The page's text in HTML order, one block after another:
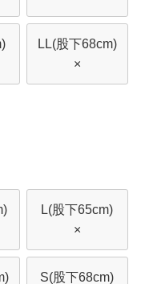
LL(股下68cm)
×
L(股下65cm)
×
S(股下68cm)